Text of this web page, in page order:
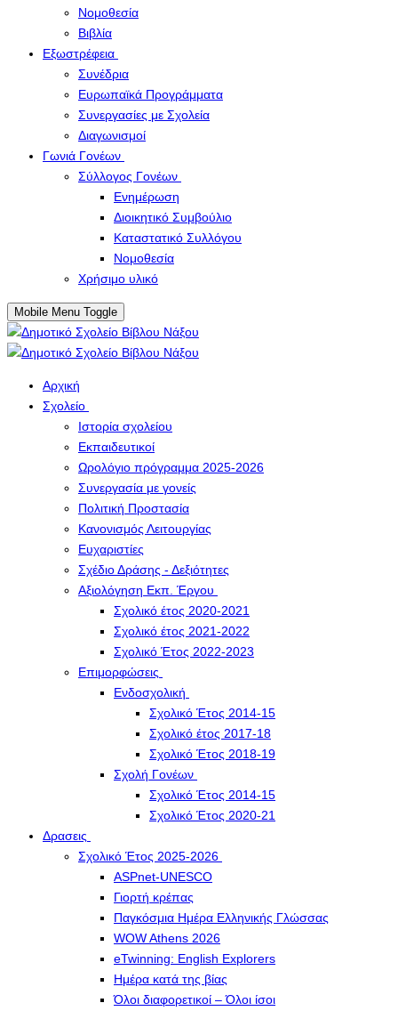
Νομοθεσία
Βιβλία
Εξωστρέφεια
Συνέδρια
Ευρωπαϊκά Προγράμματα
Συνεργασίες με Σχολεία
Διαγωνισμοί
Γωνιά Γονέων
Σύλλογος Γονέων
Ενημέρωση
Διοικητικό Συμβούλιο
Καταστατικό Συλλόγου
Νομοθεσία
Χρήσιμο υλικό
Mobile Menu Toggle
Αρχική
Σχολείο
Ιστορία σχολείου
Εκπαιδευτικοί
Ωρολόγιο πρόγραμμα 2025-2026
Συνεργασία με γονείς
Πολιτική Προστασία
Κανονισμός Λειτουργίας
Ευχαριστίες
Σχέδιο Δράσης - Δεξιότητες
Αξιολόγηση Εκπ. Έργου
Σχολικό έτος 2020-2021
Σχολικό έτος 2021-2022
Σχολικό Έτος 2022-2023
Επιμορφώσεις
Ενδοσχολική
Σχολικό Έτος 2014-15
Σχολικό έτος 2017-18
Σχολικό Έτος 2018-19
Σχολή Γονέων
Σχολικό Έτος 2014-15
Σχολικό Έτος 2020-21
Δρασεις
Σχολικό Έτος 2025-2026
ASPnet-UNESCO
Γιορτή κρέπας
Παγκόσμια Ημέρα Ελληνικής Γλώσσας
WOW Athens 2026
eTwinning: English Explorers
Ημέρα κατά της βίας
Όλοι διαφορετικοί – Όλοι ίσοι